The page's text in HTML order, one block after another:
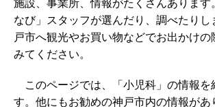
施設、事業所、情報がたくさんあります
なび」スタッフが選んだり、調べたりし
戸市へ観光やお買い物などでお出かけの
みてください。
このページでは、「小児科」の情報を
す。他にもお勧めの神戸市内の情報があ